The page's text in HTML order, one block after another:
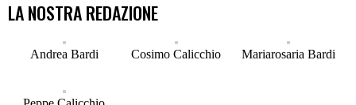
LA NOSTRA REDAZIONE
Andrea Bardi Cosimo Calicchio Mariarosaria Bardi